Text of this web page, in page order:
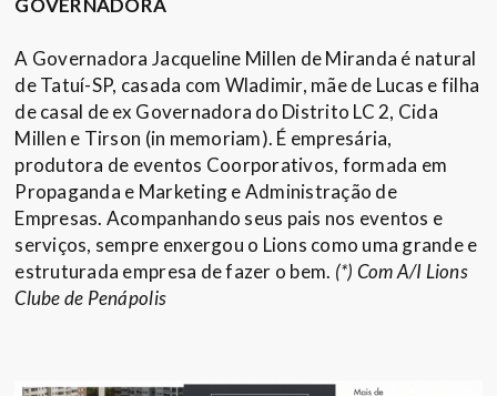
GOVERNADORA
A Governadora Jacqueline Millen de Miranda é natural
de Tatuí-SP, casada com Wladimir, mãe de Lucas e filha
de casal de ex Governadora do Distrito LC 2, Cida
Millen e Tirson (in memoriam). É empresária,
produtora de eventos Coorporativos, formada em
Propaganda e Marketing e Administração de
Empresas. Acompanhando seus pais nos eventos e
serviços, sempre enxergou o Lions como uma grande e
estruturada empresa de fazer o bem. (*) Com A/I Lions
Clube de Penápolis